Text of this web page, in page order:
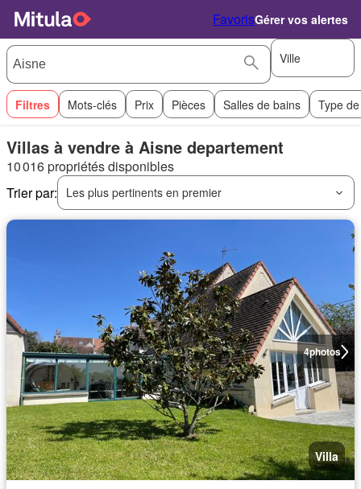
FavorisGérer vos alertes
Ville
Filtres Mots-clés Prix Pièces Salles de bains Type
Villas à vendre à Aisne departement
10 016 propriétés disponibles
Trier par:
Les plus pertinents en premier
4photos
Villa